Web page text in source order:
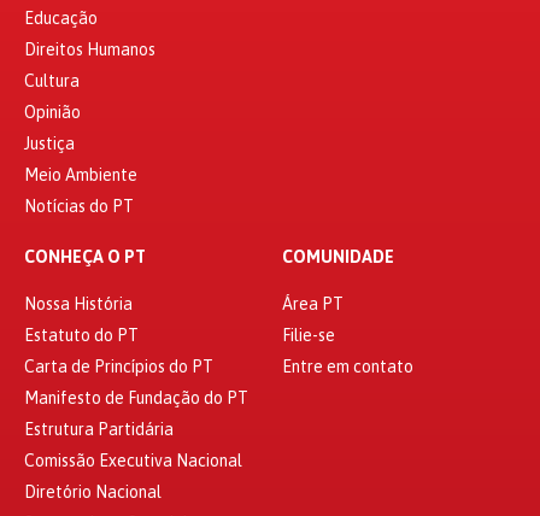
Educação
Direitos Humanos
Cultura
Opinião
Justiça
Meio Ambiente
Notícias do PT
CONHEÇA O PT
Nossa História
Estatuto do PT
Carta de Princípios do PT
Manifesto de Fundação do PT
Estrutura Partidária
Comissão Executiva Nacional
Diretório Nacional
COMUNIDADE
Área PT
Filie-se
Entre em contato